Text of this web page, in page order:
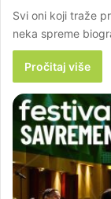
Svi oni koji traže
neka spreme
Pročitaj više